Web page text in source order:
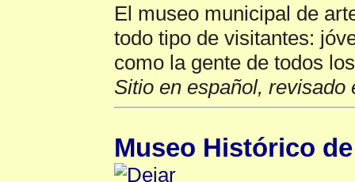
El museo municipal de
todo tipo de visitantes:
como la gente de todos
Sitio en español, revisado
Museo Histórico